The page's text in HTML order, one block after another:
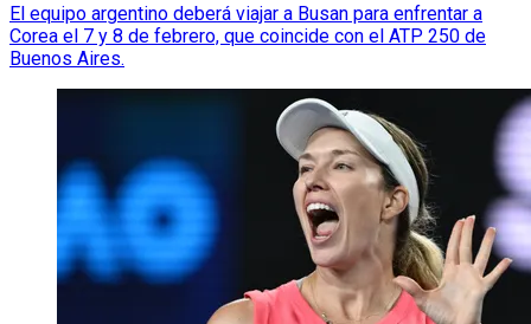
El equipo argentino deberá viajar a Busan para enfrentar a
Corea el 7 y 8 de febrero, que coincide con el ATP 250 de
Buenos Aires.